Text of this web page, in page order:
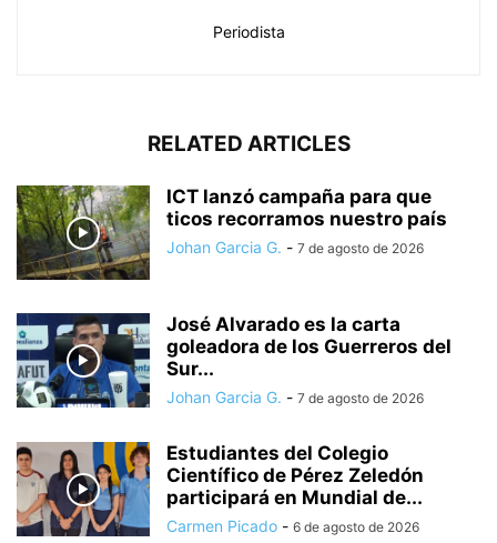
Periodista
RELATED ARTICLES
ICT lanzó campaña para que
ticos recorramos nuestro país
Johan Garcia G. - 7 de agosto de 2026
José Alvarado es la carta
goleadora de los Guerreros del
Sur...
Johan Garcia G. - 7 de agosto de 2026
Estudiantes del Colegio
Científico de Pérez Zeledón
participará en Mundial de...
Carmen Picado - 6 de agosto de 2026